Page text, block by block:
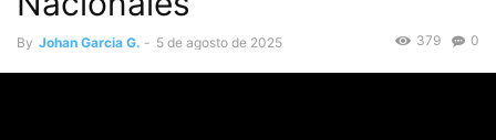
By Johan Garcia G. - 5 de agosto de 2025 0
379